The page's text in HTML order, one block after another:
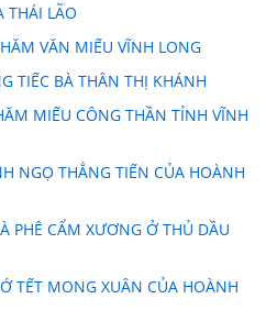
THÁI LÃO
VĂN MIẾU VĨNH LONG
TIẾC BÀ THÂN THỊ KHÁNH
MIẾU CÔNG THẦN TỈNH VĨNH
NGỌ THẲNG TIẾN CỦA HOÀNH
PHÊ CẨM XƯƠNG Ở THỦ DẦU
TẾT MONG XUÂN CỦA HOÀNH